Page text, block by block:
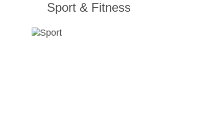
Sport & Fitness